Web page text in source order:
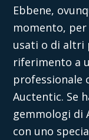
Ebbene,
momento,
usati o di altri
riferimento a
professionale
Auctentic. Se
gemmologi di
con uno